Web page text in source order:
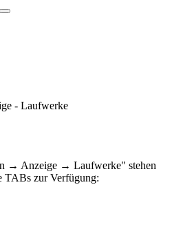
- Laufwerke
→ Anzeige → Laufwerke" stehen
TABs zur Verfügung: